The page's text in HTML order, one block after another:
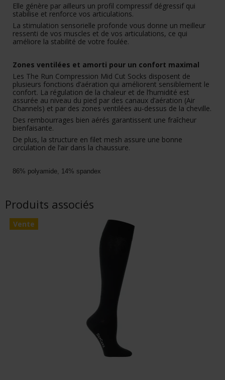
Elle génère par ailleurs un profil compressif dégressif qui
stabilise et renforce vos articulations.
La stimulation sensorielle profonde vous donne un meilleur
ressenti de vos muscles et de vos articulations, ce qui
améliore la stabilité de votre foulée.
Zones ventilées et amorti pour un confort maximal
Les The Run Compression Mid Cut Socks disposent de
plusieurs fonctions d’aération qui améliorent sensiblement le
confort. La régulation de la chaleur et de l’humidité est
assurée au niveau du pied par des canaux d’aération (Air
Channels) et par des zones ventilées au-dessus de la cheville.
Des rembourrages bien aérés garantissent une fraîcheur
bienfaisante.
De plus, la structure en filet mesh assure une bonne
circulation de l’air dans la chaussure.
86% polyamide, 14% spandex
Produits associés
Vente